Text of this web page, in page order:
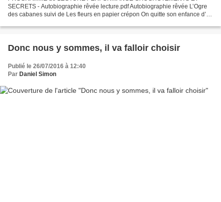
SECRETS - Autobiographie rêvée lecture.pdf Autobiographie rêvée L’Ogre
des cabanes suivi de Les fleurs en papier crépon On quitte son enfance d’un
Donc nous y sommes, il va falloir choisir
Publié le 26/07/2016 à 12:40
Par Daniel Simon